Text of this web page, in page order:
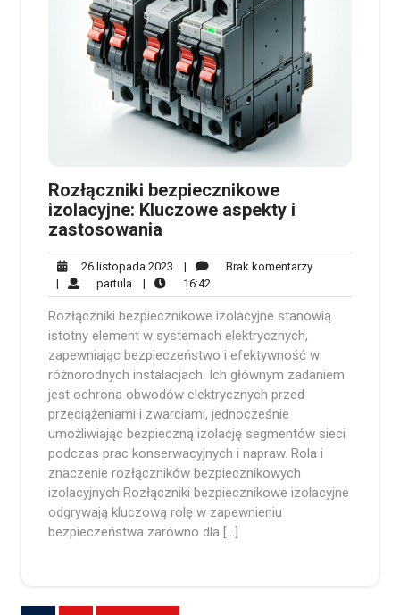
Rozłączniki bezpiecznikowe
izolacyjne: Kluczowe aspekty i
zastosowania
26 listopada 2023 26
listopada
2023
| Brak komentarzyBrak
| partula partula
| 16:42
Rozłączniki bezpiecznikowe izolacyjne stanowią
istotny element w systemach elektrycznych,
zapewniając bezpieczeństwo i efektywność w
różnorodnych instalacjach. Ich głównym zadaniem
jest ochrona obwodów elektrycznych przed
przeciążeniami i zwarciami, jednocześnie
umożliwiając bezpieczną izolację segmentów sieci
podczas prac konserwacyjnych i napraw. Rola i
znaczenie rozłączników bezpiecznikowych
izolacyjnych Rozłączniki bezpiecznikowe izolacyjne
odgrywają kluczową rolę w zapewnieniu
bezpieczeństwa zarówno dla […]